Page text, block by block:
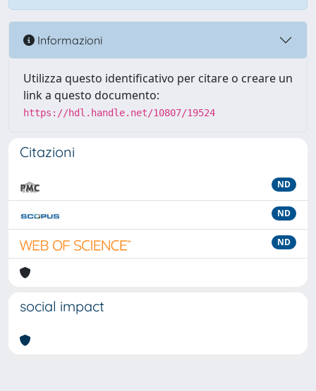
Informazioni
Utilizza questo identificativo per citare o creare un
link a questo documento:
https://hdl.handle.net/10807/19524
Citazioni
ND
ND
ND
social impact